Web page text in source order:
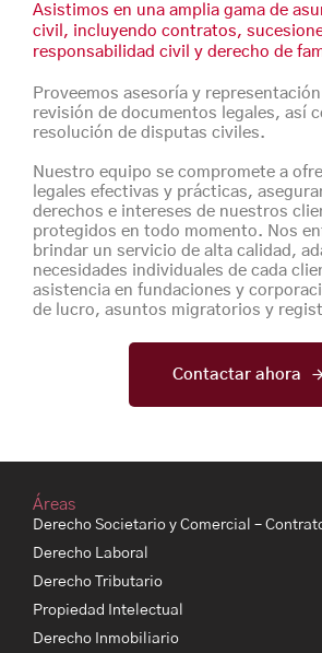
Asistimos en una amplia gama de
civil, incluyendo contratos,
responsabilidad civil y derecho de
Proveemos asesoría y
revisión de documentos legales, así
resolución de disputas civiles.
Nuestro equipo se compromete a
legales efectivas y prácticas,
derechos e intereses de nuestros
protegidos en todo momento. Nos
brindar un servicio de alta calidad,
necesidades individuales de cada
asistencia en fundaciones y
de lucro, asuntos migratorios y
Contactar ahora
Áreas
Derecho Societario y Comercial –
Derecho Laboral
Derecho Tributario
Propiedad Intelectual
Derecho Inmobiliario